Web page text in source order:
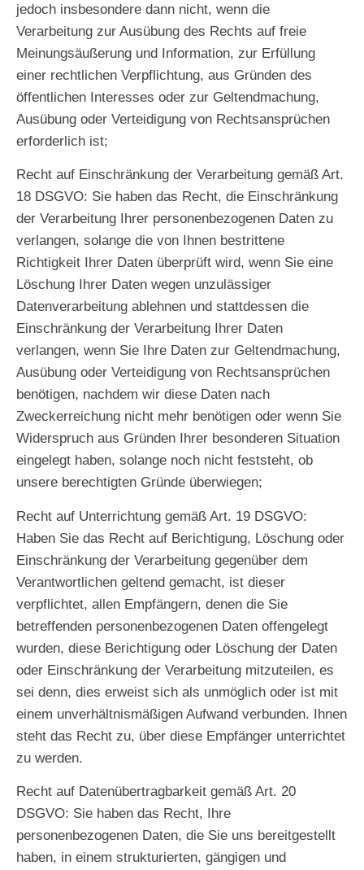
jedoch insbesondere dann nicht, wenn die
Verarbeitung zur Ausübung des Rechts auf freie
Meinungsäußerung und Information, zur Erfüllung
einer rechtlichen Verpflichtung, aus Gründen des
öffentlichen Interesses oder zur Geltendmachung,
Ausübung oder Verteidigung von Rechtsansprüchen
erforderlich ist;
Recht auf Einschränkung der Verarbeitung gemäß Art.
18 DSGVO: Sie haben das Recht, die Einschränkung
der Verarbeitung Ihrer personenbezogenen Daten zu
verlangen, solange die von Ihnen bestrittene
Richtigkeit Ihrer Daten überprüft wird, wenn Sie eine
Löschung Ihrer Daten wegen unzulässiger
Datenverarbeitung ablehnen und stattdessen die
Einschränkung der Verarbeitung Ihrer Daten
verlangen, wenn Sie Ihre Daten zur Geltendmachung,
Ausübung oder Verteidigung von Rechtsansprüchen
benötigen, nachdem wir diese Daten nach
Zweckerreichung nicht mehr benötigen oder wenn Sie
Widerspruch aus Gründen Ihrer besonderen Situation
eingelegt haben, solange noch nicht feststeht, ob
unsere berechtigten Gründe überwiegen;
Recht auf Unterrichtung gemäß Art. 19 DSGVO:
Haben Sie das Recht auf Berichtigung, Löschung oder
Einschränkung der Verarbeitung gegenüber dem
Verantwortlichen geltend gemacht, ist dieser
verpflichtet, allen Empfängern, denen die Sie
betreffenden personenbezogenen Daten offengelegt
wurden, diese Berichtigung oder Löschung der Daten
oder Einschränkung der Verarbeitung mitzuteilen, es
sei denn, dies erweist sich als unmöglich oder ist mit
einem unverhältnismäßigen Aufwand verbunden. Ihnen
steht das Recht zu, über diese Empfänger unterrichtet
zu werden.
Recht auf Datenübertragbarkeit gemäß Art. 20
DSGVO: Sie haben das Recht, Ihre
personenbezogenen Daten, die Sie uns bereitgestellt
haben, in einem strukturierten, gängigen und